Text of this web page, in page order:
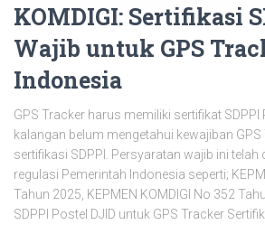
KOMDIGI: Sertifikasi
Wajib untuk GPS
Indonesia
GPS Tracker harus memiliki sertifikat SDPPI
kalangan belum mengetahui kewajiban
sertifikasi SDPPI. Persyaratan wajib ini telah
regulasi Pemerintah Indonesia seperti;
Tahun 2025, KEPMEN KOMDIGI No 352
SDPPI Postel DJID untuk GPS Tracker